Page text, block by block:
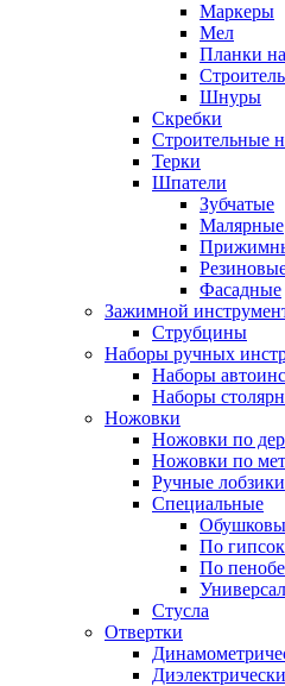
Маркеры
Мел
Планки
Шнуры
Скребки
Строительные
Терки
Шпатели
Зубчатые
Малярные
Фасадные
Зажимной
Струбцины
Наборы ручных
Наборы
Наборы
Ножовки
Ножовки по
Ножовки по
Ручные лобзики
Специальные
По
По
Стусла
Отвертки